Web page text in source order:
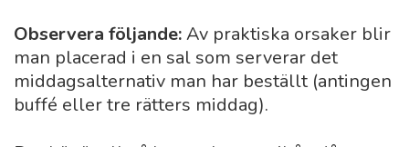
Observera följande:Av praktiska orsaker blir
man placerad i en sal som serverar det
middagsalternativ man har beställt (antingen
buffé eller tre rätters middag).